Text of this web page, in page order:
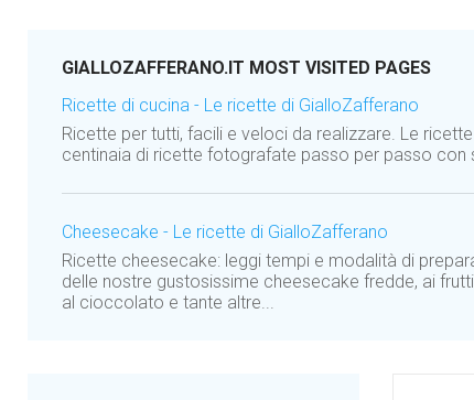
GIALLOZAFFERANO.IT MOST VISITED PAGES
Ricette di cucina - Le ricette di GialloZafferano
Ricette per tutti, facili e veloci da realizzare. Le
centinaia di ricette fotografate passo per passo con
Cheesecake - Le ricette di GialloZafferano
Ricette cheesecake: leggi tempi e modalità di
delle nostre gustosissime cheesecake fredde, ai
al cioccolato e tante altre...